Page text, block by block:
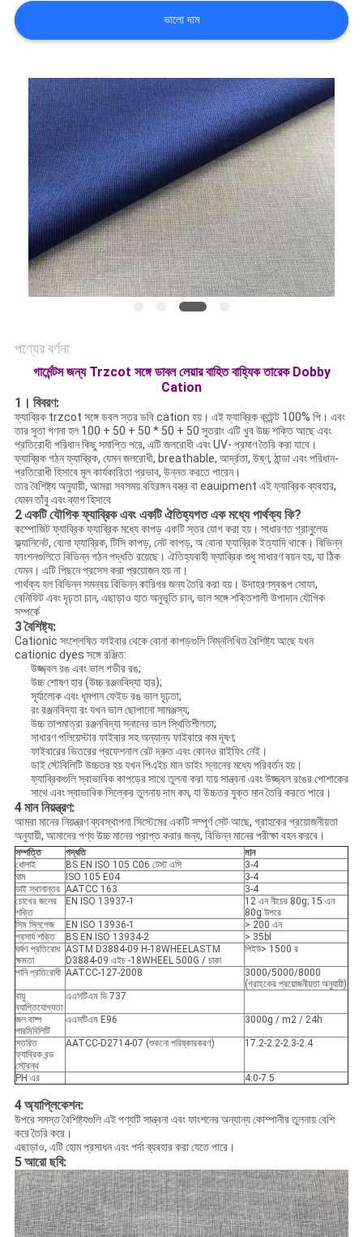
COMPANY
সাইট
ম্যাপ
PRIVACY
POLICY
ভালো দাম
পণ্যের বর্ণনা
গার্মেন্টস জন্য Trzcot সঙ্গে ডাবল লেয়ার বাহিত বাহ্যিক তারেক Dobby
Cation
1। বিবরণ:
ফ্যাব্রিক trzcot সঙ্গে ডবল স্তর ডবি cation হয়। এই ফ্যাব্রিক কন্টেন্ট 100% পি। এবং
তার সুতা গণনা হল 100 + 50 + 50 * 50 + 50 সুতরাং এটি খুব উচ্চ শক্তি আছে এবং
প্রতিরোধী পরিধান কিছু সমাপ্তি পরে, এটি জলরোধী এবং UV- প্রমাণ তৈরি করা যাবে।
ফ্যাব্রিক গঠন ফ্যাব্রিক, যেমন জলরোধী, breathable, আর্দ্রতা, উষ্ণ, ঠান্ডা এবং পরিধান-
প্রতিরোধী হিসাবে মূল কার্যকারিতা প্রভাব, উন্নত করতে পারেন।
তার বৈশিষ্ট্য অনুযায়ী, আমরা সবসময় বহিরঙ্গন বস্ত্র বা eauipment এই ফ্যাব্রিক ব্যবহার,
যেমন তাঁবু এবং ব্যাগ হিসাবে
2একটি যৌগিক ফ্যাব্রিক এবং একটি ঐতিহ্যগত এক মধ্যে পার্থক্য কি?
কম্পোজিট ফ্যাব্রিক ফ্যাব্রিক মধ্যে কাপড় একটি স্তর যোগ করা হয়। সাধারণত গ্রানুলেড
ফ্ল্যানিনেট, বোনা ফ্যাব্রিক, টিসি কাপড়, নেট কাপড়, অ বোনা ফ্যাব্রিক ইত্যাদি থাকে। বিভিন্ন
ফাংশনগুলিতে বিভিন্ন গঠন পদ্ধতি রয়েছে। ঐতিহ্যবাহী ফ্যাব্রিক শুধু সাধারণ বয়ন হয়, যা ঠিক
যেমন। এটি পিছনে প্রসেস করা প্রয়োজন হয় না।
পার্থক্য হল বিভিন্ন সমন্বয় বিভিন্ন কারিগর জন্য তৈরি করা হয়। উদাহরণস্বরূপ সোফা,
বেনিফিট এবং দৃঢ়তা চান, এছাড়াও হাত অনুভূতি চান, ভাল সঙ্গে শক্তিশালী উপাদান যৌগিক
সম্পর্কে
3বৈশিষ্ট্য:
Cationic সংশ্লেষিত ফাইবার থেকে বোনা কাপড়গুলি নিম্নলিখিত বৈশিষ্ট্য আছে যখন
cationic dyes সঙ্গে রঞ্জিত:
উজ্জ্বল রঙ এবং ভাল গভীর রঙ;
উচ্চ শোষণ হার (উচ্চ রঞ্জনবিদ্যা হার);
সূর্যালোক এবং ধূমপান ফেইড রঙ ভাল দৃঢ়তা;
রং রঞ্জনবিদ্যা রং যখন ভাল ছোপানো সামঞ্জস্য;
উচ্চ তাপমাত্রা রঞ্জনবিদ্যা স্নানের ভাল স্থিতিশীলতা;
সাধারণ পলিয়েস্টার ফাইবার সহ অন্যান্য ফাইবারে কম দূষণ;
ফাইবারের ভিতরের প্রফেশনাল রেট দ্রুত এবং কোনও রাইফিং নেই।
ডাই স্টেবিলিটি উচ্চতর হয় যখন পিএইচ মান ডাইং স্নানের মধ্যে পরিবর্তন হয়।
ফ্যাব্রিকগুলি স্বাভাবিক কাপড়ের সাথে তুলনা করা যায় সান্ত্বনা এবং উজ্জ্বল রঙের পোশাকের
সাথে এবং স্বাভাবিক সিল্কের তুলনায় দাম কম, যা উচ্চতর যুক্ত মান তৈরি করতে পারে।
4মান নিয়ন্ত্রণ:
আমরা মানের নিয়ন্ত্রণ ব্যবস্থাপনা সিস্টেমের একটি সম্পূর্ণ সেট আছে, গ্রাহকের প্রয়োজনীয়তা
অনুযায়ী, আমাদের পণ্য উচ্চ মানের প্রাপ্ত করার জন্য, বিভিন্ন মানের পরীক্ষা বহন করবে।
সম্পত্তি পদ্ধতি
মান
ধোলাই
BS EN ISO 105 C06 টেস্ট এসি
3-4
ঘাম
ISO 105 E04
3-4
ডাই স্থানান্তর AATCC 163
3-4
চোখের জলের
শক্তি
EN ISO 13937-1
12 এন নীচের 80g; 15 এন
80g উপরে
সিম স্লিপেজ
EN ISO 13936-1
> 200 এন
প্রসার্য শক্তি
BS EN ISO 13934-2
> 35bl
ঘর্ষণ প্রতিরোধ
ক্ষমতা
ASTM D3884-09 H-18WHEELASTM
D3884-09 এইচ -18WHEEL 500G / চাকা
পিইউ> 1500 র
পানি প্রতিরোধী AATCC-127-2008
3000/5000/8000
(গ্রাহকের প্রয়োজনীয়তা অনুযায়ী)
বায়ু
ব্যাপ্তিযোগ্যতা
এএসটিএম ডি 737
জল বাষ্প
পারমিবিলিটি
এএসটিএম E96 3000g / m2 / 24h
স্তরিত
ফ্যাব্রিক বন্ড
স্ট্রেন্থ
AATCC-D2714-07 (শুকনো পরিষ্কারকরণ) 17.2-2.2-2.3-2.4
PH এর 4.0-7.5
4অ্যাপ্লিকেশন:
উপরে সমস্ত বৈশিষ্ট্যগুলি এই পণ্যটি সান্ত্বনা এবং ফাংশনের অন্যান্য কোম্পানীর তুলনায় বেশি
করে তৈরি করে।
এছাড়াও, এটি হোম প্রসাধন এবং পর্দা ব্যবহার করা যেতে পারে।
5আরো ছবি: